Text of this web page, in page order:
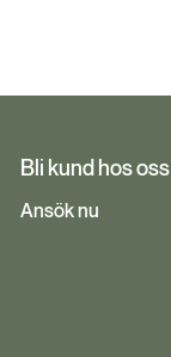
Bli kund hos oss
Ansök nu